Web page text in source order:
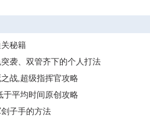
秘籍
突袭、双管齐下的个人打法
之战,超级指挥官攻略
于平均时间原创攻略
子手的方法